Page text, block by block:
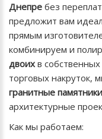
Днепре без
предложит вам
прямым
комбинируем и
двоихв собственных
торговых накруток,
гранитные
архитектурные
Как мы работаем: